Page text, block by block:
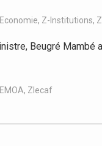
Economie, Z-Institutions,
Beugré Mambé
, Zlecaf